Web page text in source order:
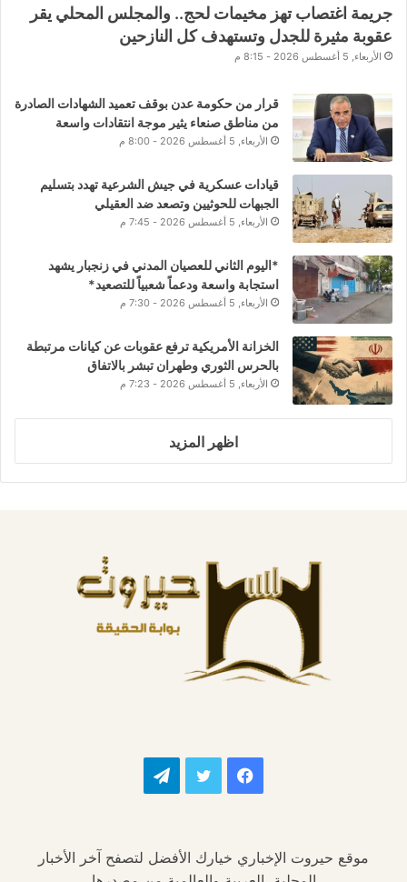
جريمة اغتصاب تهز مخيمات لحج.. والمجلس المحلي يقر
عقوبة مثيرة للجدل وتستهدف كل النازحين
الأربعاء, 5 أغسطس 2026 - 8:15 م
قرار من حكومة عدن بوقف تعميد الشهادات الصادرة
من مناطق صنعاء يثير موجة انتقادات واسعة
الأربعاء, 5 أغسطس 2026 - 8:00 م
قيادات عسكرية في جيش الشرعية تهدد بتسليم
الجبهات للحوثيين وتصعد ضد العقيلي
الأربعاء, 5 أغسطس 2026 - 7:45 م
*اليوم الثاني للعصيان المدني في زنجبار يشهد
استجابة واسعة ودعماً شعبياً للتصعيد*
الأربعاء, 5 أغسطس 2026 - 7:30 م
الخزانة الأمريكية ترفع عقوبات عن كيانات مرتبطة
بالحرس الثوري وطهران تبشر بالاتفاق
الأربعاء, 5 أغسطس 2026 - 7:23 م
اظهر المزيد
فيسبوك تويتر تيلقرام
موقع حيروت الإخباري خيارك الأفضل لتصفح آخر الأخبار